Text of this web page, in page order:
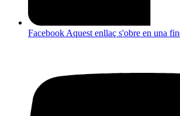
FacebookAquest enllaç s'obre en una